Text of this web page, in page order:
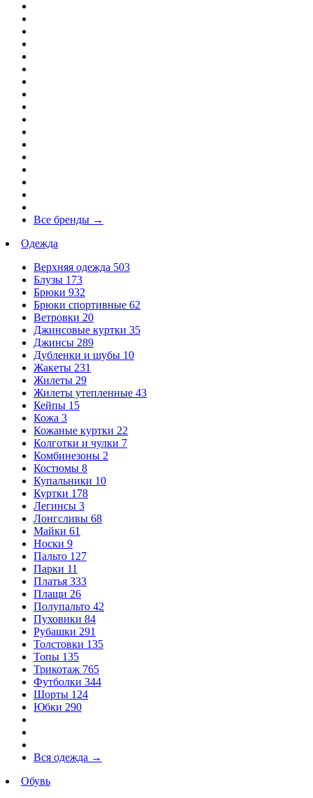
Все бренды →
Одежда
Верхняя одежда 503
Блузы 173
Брюки 932
Брюки спортивные 62
Ветровки 20
Джинсовые куртки 35
Джинсы 289
Дубленки и шубы 10
Жакеты 231
Жилеты 29
Жилеты утепленные 43
Кейпы 15
Кожа 3
Кожаные куртки 22
Колготки и чулки 7
Комбинезоны 2
Костюмы 8
Купальники 10
Куртки 178
Легинсы 3
Лонгсливы 68
Майки 61
Носки 9
Пальто 127
Парки 11
Платья 333
Плащи 26
Полупальто 42
Пуховики 84
Рубашки 291
Толстовки 135
Топы 135
Трикотаж 765
Футболки 344
Шорты 124
Юбки 290
Вся одежда →
Обувь